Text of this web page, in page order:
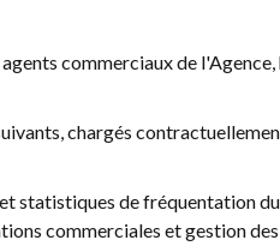
commerciaux de
chargés
statistiques de fréquentation du
commerciales et gestion